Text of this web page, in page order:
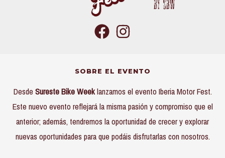
SOBRE EL EVENTO
DesdeSureste Bike Weeklanzamos el evento Iberia Motor Fest.
Este nuevo evento reflejará la misma pasión y compromiso que el
anterior; además, tendremos la oportunidad de crecer y explorar
nuevas oportunidades para que podáis disfrutarlas con nosotros.